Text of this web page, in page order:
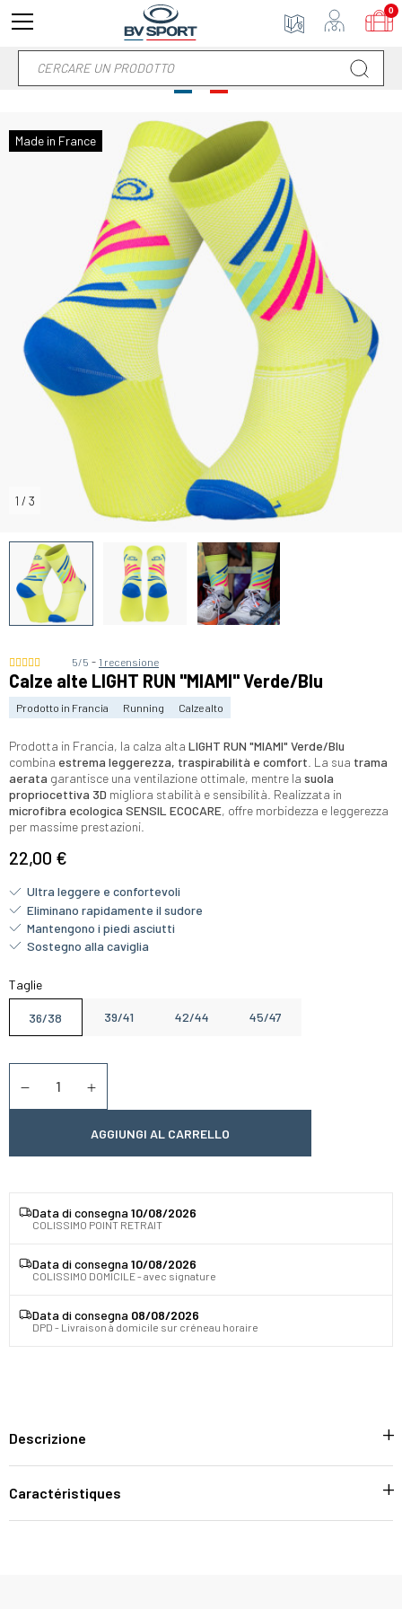
Made in France
1 / 3
5/5 - 1 recensione
Calze alte LIGHT RUN "MIAMI" Verde/Blu
Prodotto in Francia Running Calze alto
Prodotta in Francia, la calza alta LIGHT RUN "MIAMI" Verde/Blu
combina estrema leggerezza, traspirabilità e comfort. La sua trama
aerata garantisce una ventilazione ottimale, mentre la suola
propriocettiva 3D migliora stabilità e sensibilità. Realizzata in
microfibra ecologica SENSIL ECOCARE, offre morbidezza e leggerezza
per massime prestazioni.
22,00 €
Ultra leggere e confortevoli
Eliminano rapidamente il sudore
Mantengono i piedi asciutti
Sostegno alla caviglia
Taglie
36/38 39/41 42/44 45/47
AGGIUNGI AL CARRELLO
Data di consegna 10/08/2026
COLISSIMO POINT RETRAIT
Data di consegna 10/08/2026
COLISSIMO DOMICILE - avec signature
Data di consegna 08/08/2026
DPD - Livraison à domicile sur créneau horaire
Descrizione
Caractéristiques
0